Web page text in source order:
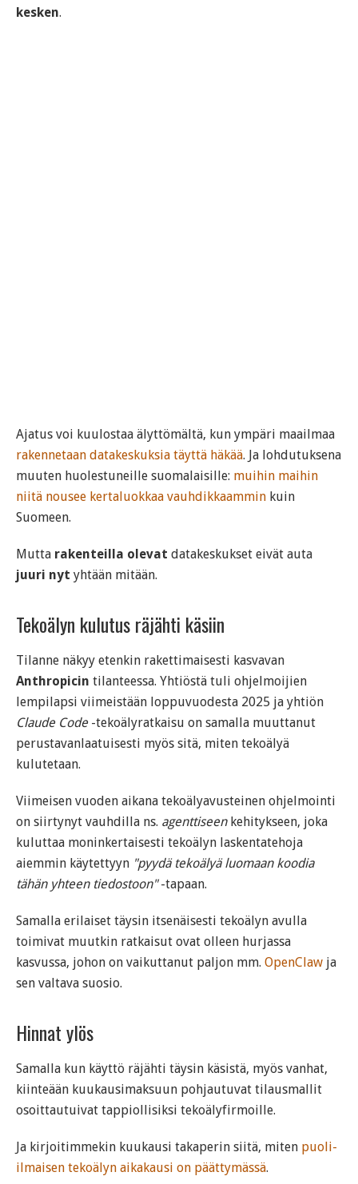
kesken.
Ajatus voi kuulostaa älyttömältä, kun ympäri maailmaa
rakennetaan datakeskuksia täyttä häkää. Ja lohdutuksena
muuten huolestuneille suomalaisille: muihin maihin
niitä nousee kertaluokkaa vauhdikkaammin kuin
Suomeen.
Mutta rakenteilla olevat datakeskukset eivät auta
juuri nyt yhtään mitään.
Tekoälyn kulutus räjähti käsiin
Tilanne näkyy etenkin rakettimaisesti kasvavan
Anthropicin tilanteessa. Yhtiöstä tuli ohjelmoijien
lempilapsi viimeistään loppuvuodesta 2025 ja yhtiön
Claude Code-tekoälyratkaisu on samalla muuttanut
perustavanlaatuisesti myös sitä, miten tekoälyä
kulutetaan.
Viimeisen vuoden aikana tekoälyavusteinen ohjelmointi
on siirtynyt vauhdilla ns. agenttiseenkehitykseen, joka
kuluttaa moninkertaisesti tekoälyn laskentatehoja
aiemmin käytettyyn "pyydä tekoälyä luomaan koodia
tähän yhteen tiedostoon"-tapaan.
Samalla erilaiset täysin itsenäisesti tekoälyn avulla
toimivat muutkin ratkaisut ovat olleen hurjassa
kasvussa, johon on vaikuttanut paljon mm. OpenClaw ja
sen valtava suosio.
Hinnat ylös
Samalla kun käyttö räjähti täysin käsistä, myös vanhat,
kiinteään kuukausimaksuun pohjautuvat tilausmallit
osoittautuivat tappiollisiksi tekoälyfirmoille.
Ja kirjoitimmekin kuukausi takaperin siitä, miten puoli-
ilmaisen tekoälyn aikakausi on päättymässä.